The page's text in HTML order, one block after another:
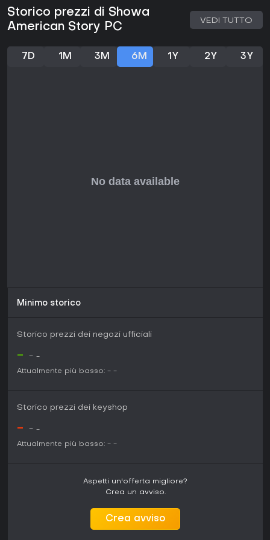
impressioni dirette.
Storico prezzi di Showa
American Story PC
VEDI TUTTO
7D 1M 3M 6M 1Y 2Y 3Y
Minimo storico
Storico prezzi dei negozi ufficiali
- - -
Attualmente più basso: - -
Storico prezzi dei keyshop
- - -
Attualmente più basso: - -
Aspetti un'offerta migliore?
Crea un avviso.
Crea avviso